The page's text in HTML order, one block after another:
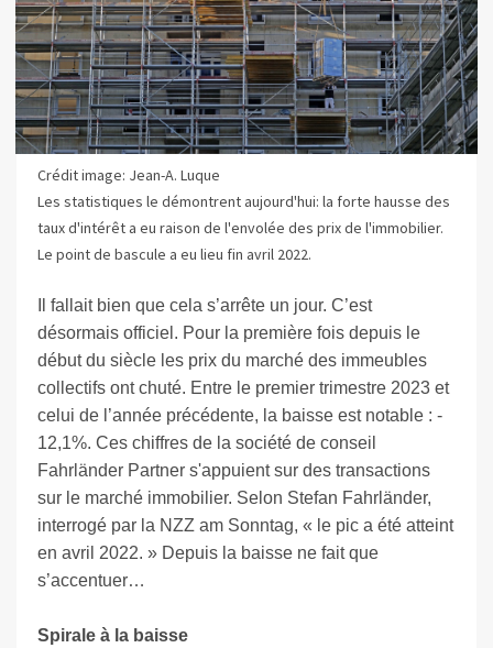
Crédit image: Jean-A. Luque
Les statistiques le démontrent aujourd'hui: la forte hausse des
taux d'intérêt a eu raison de l'envolée des prix de l'immobilier.
Le point de bascule a eu lieu fin avril 2022.
Il fallait bien que cela s’arrête un jour. C’est
désormais officiel. Pour la première fois depuis le
début du siècle les prix du marché des immeubles
collectifs ont chuté. Entre le premier trimestre 2023 et
celui de l’année précédente, la baisse est notable : -
12,1%. Ces chiffres de la société de conseil
Fahrländer Partner s'appuient sur des transactions
sur le marché immobilier. Selon Stefan Fahrländer,
interrogé par la NZZ am Sonntag, « le pic a été atteint
en avril 2022. » Depuis la baisse ne fait que
s’accentuer…
Spirale à la baisse